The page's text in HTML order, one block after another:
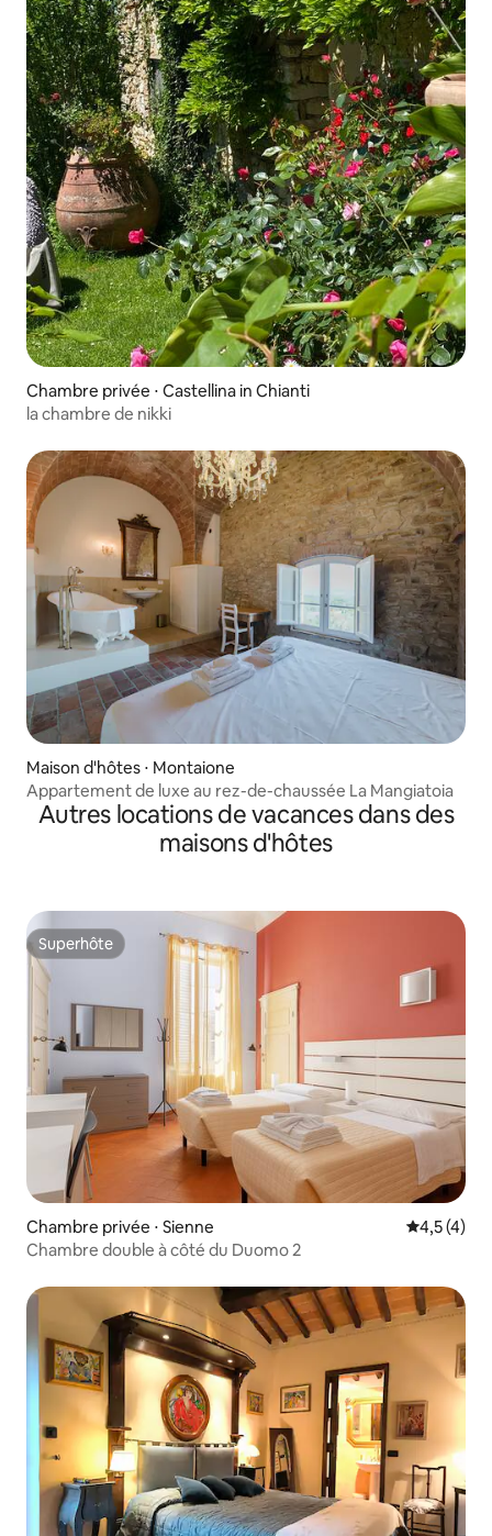
Chambre privée ⋅ Castellina in Chianti
la chambre de nikki
Maison d'hôtes ⋅ Montaione
Appartement de luxe au rez-de-chaussée La Mangiatoia
Autres locations de vacances dans des
maisons d'hôtes
Superhôte
Superhôte
Chambre privée ⋅ Sienne Évaluation
4,5 (4)
Chambre double à côté du Duomo 2